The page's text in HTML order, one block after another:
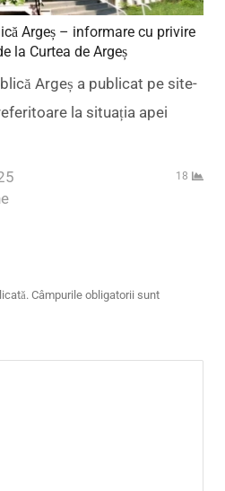
Argeș – informare cu privire
la Curtea de Argeș
Argeș a publicat pe site-
la situația apei
18
Câmpurile obligatorii sunt